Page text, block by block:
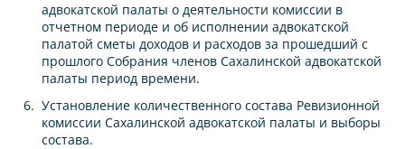
адвокатской палаты о деятельности комиссии в
отчетном периоде и об исполнении адвокатской
палатой сметы доходов и расходов за прошедший с
прошлого Собрания членов Сахалинской адвокатской
палаты период времени.
Установление количественного состава Ревизионной
комиссии Сахалинской адвокатской палаты и выборы
состава.